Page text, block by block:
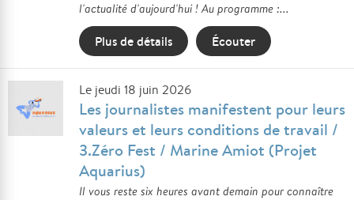
l'actualité d'aujourd'hui ! Au programme :...
Plus de détails Écouter
Le jeudi 18 juin 2026
Les journalistes manifestent pour leurs
valeurs et leurs conditions de travail /
3.Zéro Fest / Marine Amiot (Projet
Aquarius)
Il vous reste six heures avant demain pour connaître